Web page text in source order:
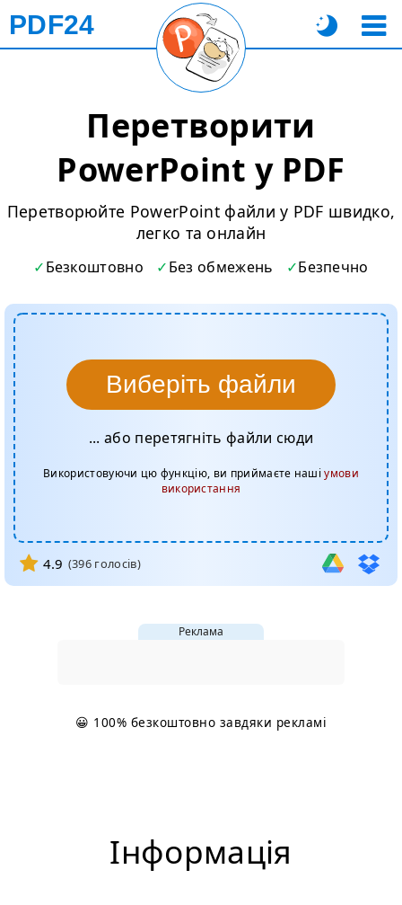
PDF24
Перетворити
PowerPoint у PDF
Перетворюйте PowerPoint файли у PDF швидко,
легко та онлайн
Безкоштовно Без обмежень Безпечно
Виберіть файли
... або перетягніть файли сюди
Використовуючи цю функцію, ви приймаєте нашіумови
використання
4.9 (396 голосів)
Реклама
😀 100% безкоштовно завдяки рекламі
Iнформація